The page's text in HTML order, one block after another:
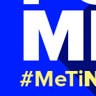
#MeTi